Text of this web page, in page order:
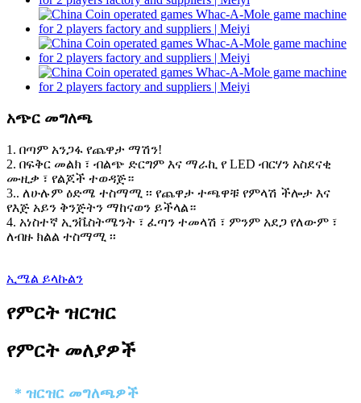
አጭር መግለጫ
1. በጣም አንጋፋ የጨዋታ ማሽን!
2. በፍቅር መልክ ፣ ብልጭ ድርግም እና ማራኪ የ LED ብርሃን አስደናቂ
ሙዚቃ ፣ የልጆች ተወዳጅ።
3.. ለሁሉም ዕድሜ ተስማሚ ፡፡ የጨዋታ ተጫዋቹ የምላሽ ችሎታ እና
የእጅ አይን ቅንጅትን ማከናወን ይችላል።
4. አነስተኛ ኢንቬስትሜንት ፣ ፈጣን ተመላሽ ፣ ምንም አደጋ የለውም ፣
ለብዙ ክልል ተስማሚ ፡፡
ኢሜል ይላኩልን
የምርት ዝርዝር
የምርት መለያዎች
* ዝርዝር መግለጫዎች